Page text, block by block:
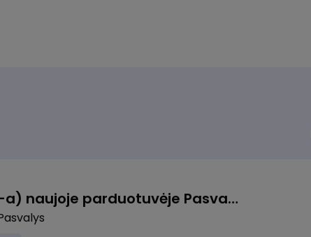
Pardavėjas (-a) naujoje parduotuvėje Pasvalyje (PAPILDOMAS 600€ PRIEDAS)